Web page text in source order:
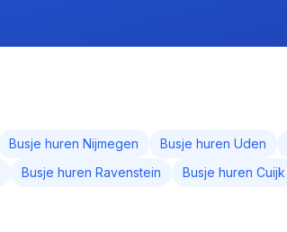
Busje huren Nijmegen Busje huren Uden
Busje huren Ravenstein Busje huren Cuijk